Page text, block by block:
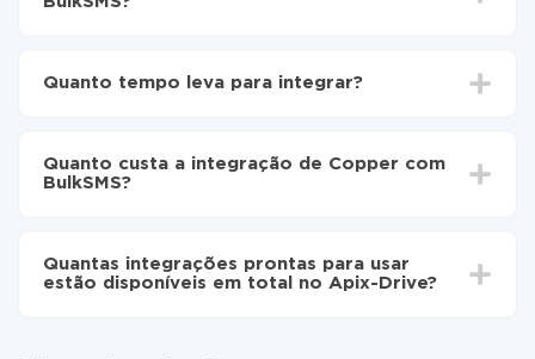
BulkSMS
automaticamente de Copper para BulkSMS
Quanto tempo leva para integrar?
30 minutos. Em média, a configuração leva de 10 a 15
minutos.
Quanto custa a integração de Copper com
BulkSMS?
as tarifas. Você paga apenas pela quantidade de
dados que é realmente transferida de um de seus
Quantas integrações prontas para usar
estão disponíveis em total no Apix-Drive?